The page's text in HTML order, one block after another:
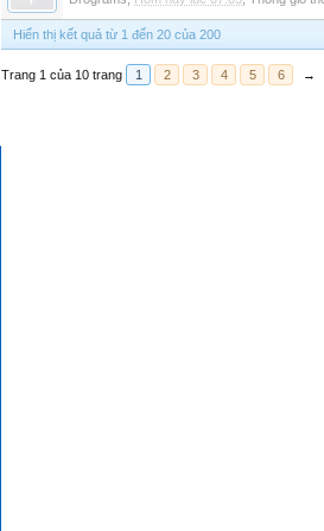
Hiển thị kết quả từ 1 đến 20 của 200
Trang 1 của 10 trang 1 2 3 4 5 6 →